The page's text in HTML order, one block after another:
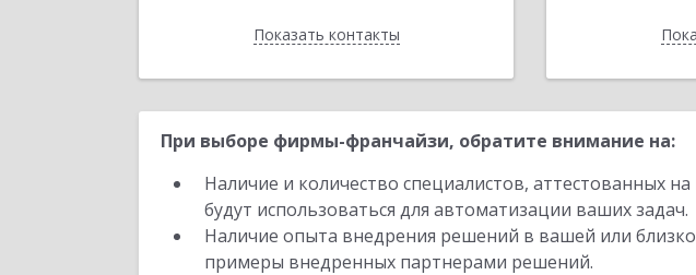
Показать контакты
Назад
При выборе фирмы-франчайзи, обратите внимание на:
Наличие и количество специалистов, аттестованных
будут использоваться для автоматизации ваших задач.
Наличие опыта внедрения решений в вашей или
примеры внедренных партнерами решений.